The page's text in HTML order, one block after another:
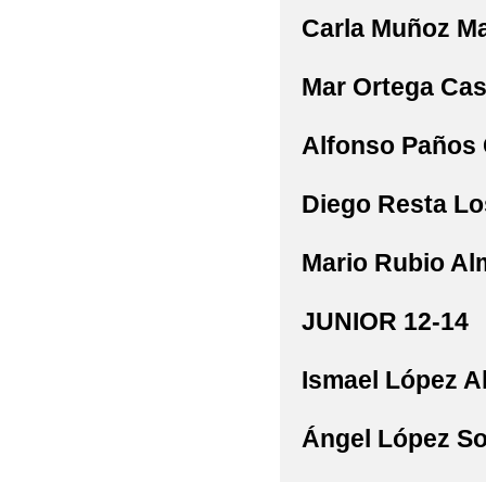
Carla Muñoz
Mar Ortega
Alfonso Paños
Diego Resta
Mario Rubio
JUNIOR 12-14
Ismael López
Ángel López